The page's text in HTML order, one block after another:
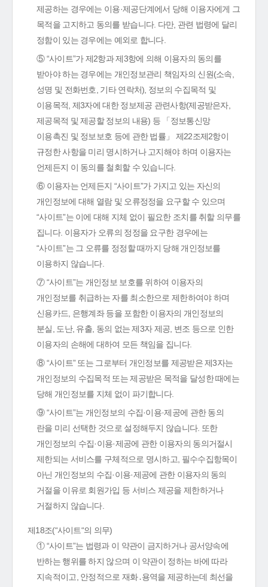
제공하는 경우에는 이용·제공단계에서 당해 이용자에게 그
목적을 고지하고 동의를 받습니다. 다만, 관련 법령에 달리
정함이 있는 경우에는 예외로 합니다.
⑤ “사이트”가 제2항과 제3항에 의해 이용자의 동의를
받아야 하는 경우에는 개인정보관리 책임자의 신원(소속,
성명 및 전화번호, 기타 연락처), 정보의 수집목적 및
이용목적, 제3자에 대한 정보제공 관련사항(제공받은자,
제공목적 및 제공할 정보의 내용) 등 「정보통신망
이용촉진 및 정보보호 등에 관한 법률」 제22조제2항이
규정한 사항을 미리 명시하거나 고지해야 하며 이용자는
언제든지 이 동의를 철회할 수 있습니다.
⑥ 이용자는 언제든지 “사이트”가 가지고 있는 자신의
개인정보에 대해 열람 및 오류정정을 요구할 수 있으며
“사이트”는 이에 대해 지체 없이 필요한 조치를 취할 의무를
집니다. 이용자가 오류의 정정을 요구한 경우에는
“사이트”는 그 오류를 정정할 때까지 당해 개인정보를
이용하지 않습니다.
⑦ “사이트”는 개인정보 보호를 위하여 이용자의
개인정보를 취급하는 자를 최소한으로 제한하여야 하며
신용카드, 은행계좌 등을 포함한 이용자의 개인정보의
분실, 도난, 유출, 동의 없는 제3자 제공, 변조 등으로 인한
이용자의 손해에 대하여 모든 책임을 집니다.
⑧ “사이트” 또는 그로부터 개인정보를 제공받은 제3자는
개인정보의 수집목적 또는 제공받은 목적을 달성한 때에는
당해 개인정보를 지체 없이 파기합니다.
⑨ “사이트”는 개인정보의 수집·이용·제공에 관한 동의
란을 미리 선택한 것으로 설정해두지 않습니다. 또한
개인정보의 수집·이용·제공에 관한 이용자의 동의거절시
제한되는 서비스를 구체적으로 명시하고, 필수수집항목이
아닌 개인정보의 수집·이용·제공에 관한 이용자의 동의
거절을 이유로 회원가입 등 서비스 제공을 제한하거나
거절하지 않습니다.
제18조(“사이트“의 의무)
① “사이트”는 법령과 이 약관이 금지하거나 공서양속에
반하는 행위를 하지 않으며 이 약관이 정하는 바에 따라
지속적이고, 안정적으로 재화․용역을 제공하는데 최선을